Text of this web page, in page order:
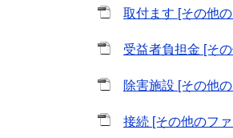
取付ます [その他
受益者負担金 [そ
除害施設 [その他
接続 [その他のフ